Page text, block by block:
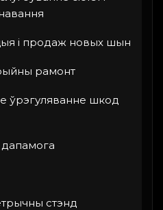
і продаж новых шын
рамонт
ўрэгуляванне шкод
стэнд